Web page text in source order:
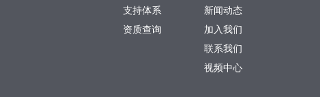
支持体系
资质查询
新闻动态
加入我们
联系我们
视频中心